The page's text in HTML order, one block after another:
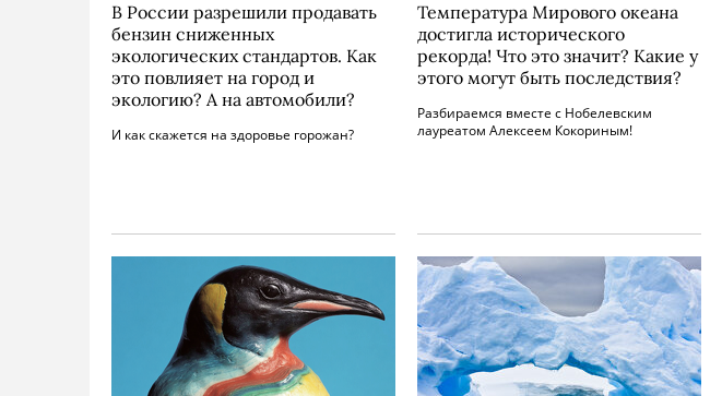
В России разрешили продавать
бензин сниженных
экологических стандартов. Как
это повлияет на город и
экологию? А на автомобили?
И как скажется на здоровье горожан?
Температура Мирового океана
достигла исторического
рекорда! Что это значит? Какие у
этого могут быть последствия?
Разбираемся вместе с Нобелевским
лауреатом Алексеем Кокориным!